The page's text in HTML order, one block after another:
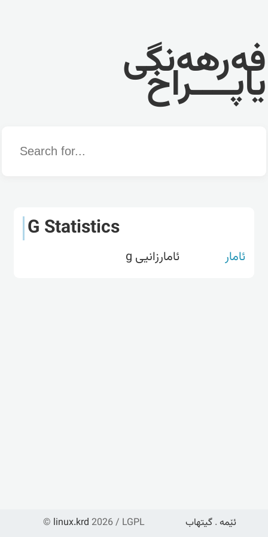
فەرهەنگی
یاپــــراخ
Word
G Statistics
ئامار ئامارزانیی g
© linux.krd 2026 / LGPL ئێمە . گیتهاب